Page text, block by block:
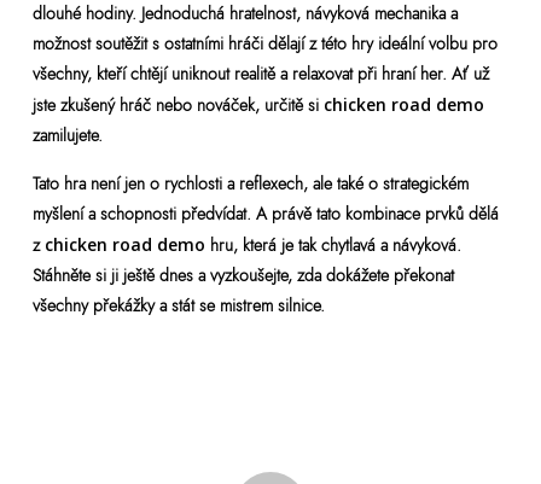
dlouhé hodiny. Jednoduchá hratelnost, návyková mechanika a
možnost soutěžit s ostatními hráči dělají z této hry ideální volbu pro
všechny, kteří chtějí uniknout realitě a relaxovat při hraní her. Ať už
jste zkušený hráč nebo nováček, určitě si chicken road demo
zamilujete.
Tato hra není jen o rychlosti a reflexech, ale také o strategickém
myšlení a schopnosti předvídat. A právě tato kombinace prvků dělá
z chicken road demo hru, která je tak chytlavá a návyková.
Stáhněte si ji ještě dnes a vyzkoušejte, zda dokážete překonat
všechny překážky a stát se mistrem silnice.